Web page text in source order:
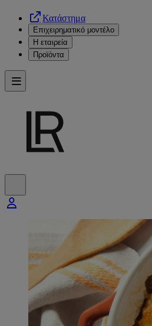
Κατάστημα
Επιχειρηματικό μοντέλο
Η εταιρεία
Προϊόντα